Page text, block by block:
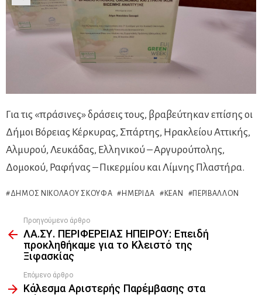
Για τις «πράσινες» δράσεις τους, βραβεύτηκαν επίσης οι
Δήμοι Βόρειας Κέρκυρας, Σπάρτης, Ηρακλείου Αττικής,
Αλμυρού, Λευκάδας, Ελληνικού – Αργυρούπολης,
Δομοκού, Ραφήνας – Πικερμίου και Λίμνης Πλαστήρα.
ΔΉΜΟΣ ΝΙΚΟΛΆΟΥ ΣΚΟΥΦΆ ΗΜΕΡΊΔΑ ΚΕΑΝ ΠΕΡΙΒΆΛΛΟΝ
more
Προηγούμενο άρθρο
ΛΑ.ΣΥ. ΠΕΡΙΦΕΡΕΙΑΣ ΗΠΕΙΡΟΥ: Επειδή
προκληθήκαμε για το Κλειστό της
Ξιφασκίας
Επόμενο άρθρο
Κάλεσμα Αριστερής Παρέμβασης στα